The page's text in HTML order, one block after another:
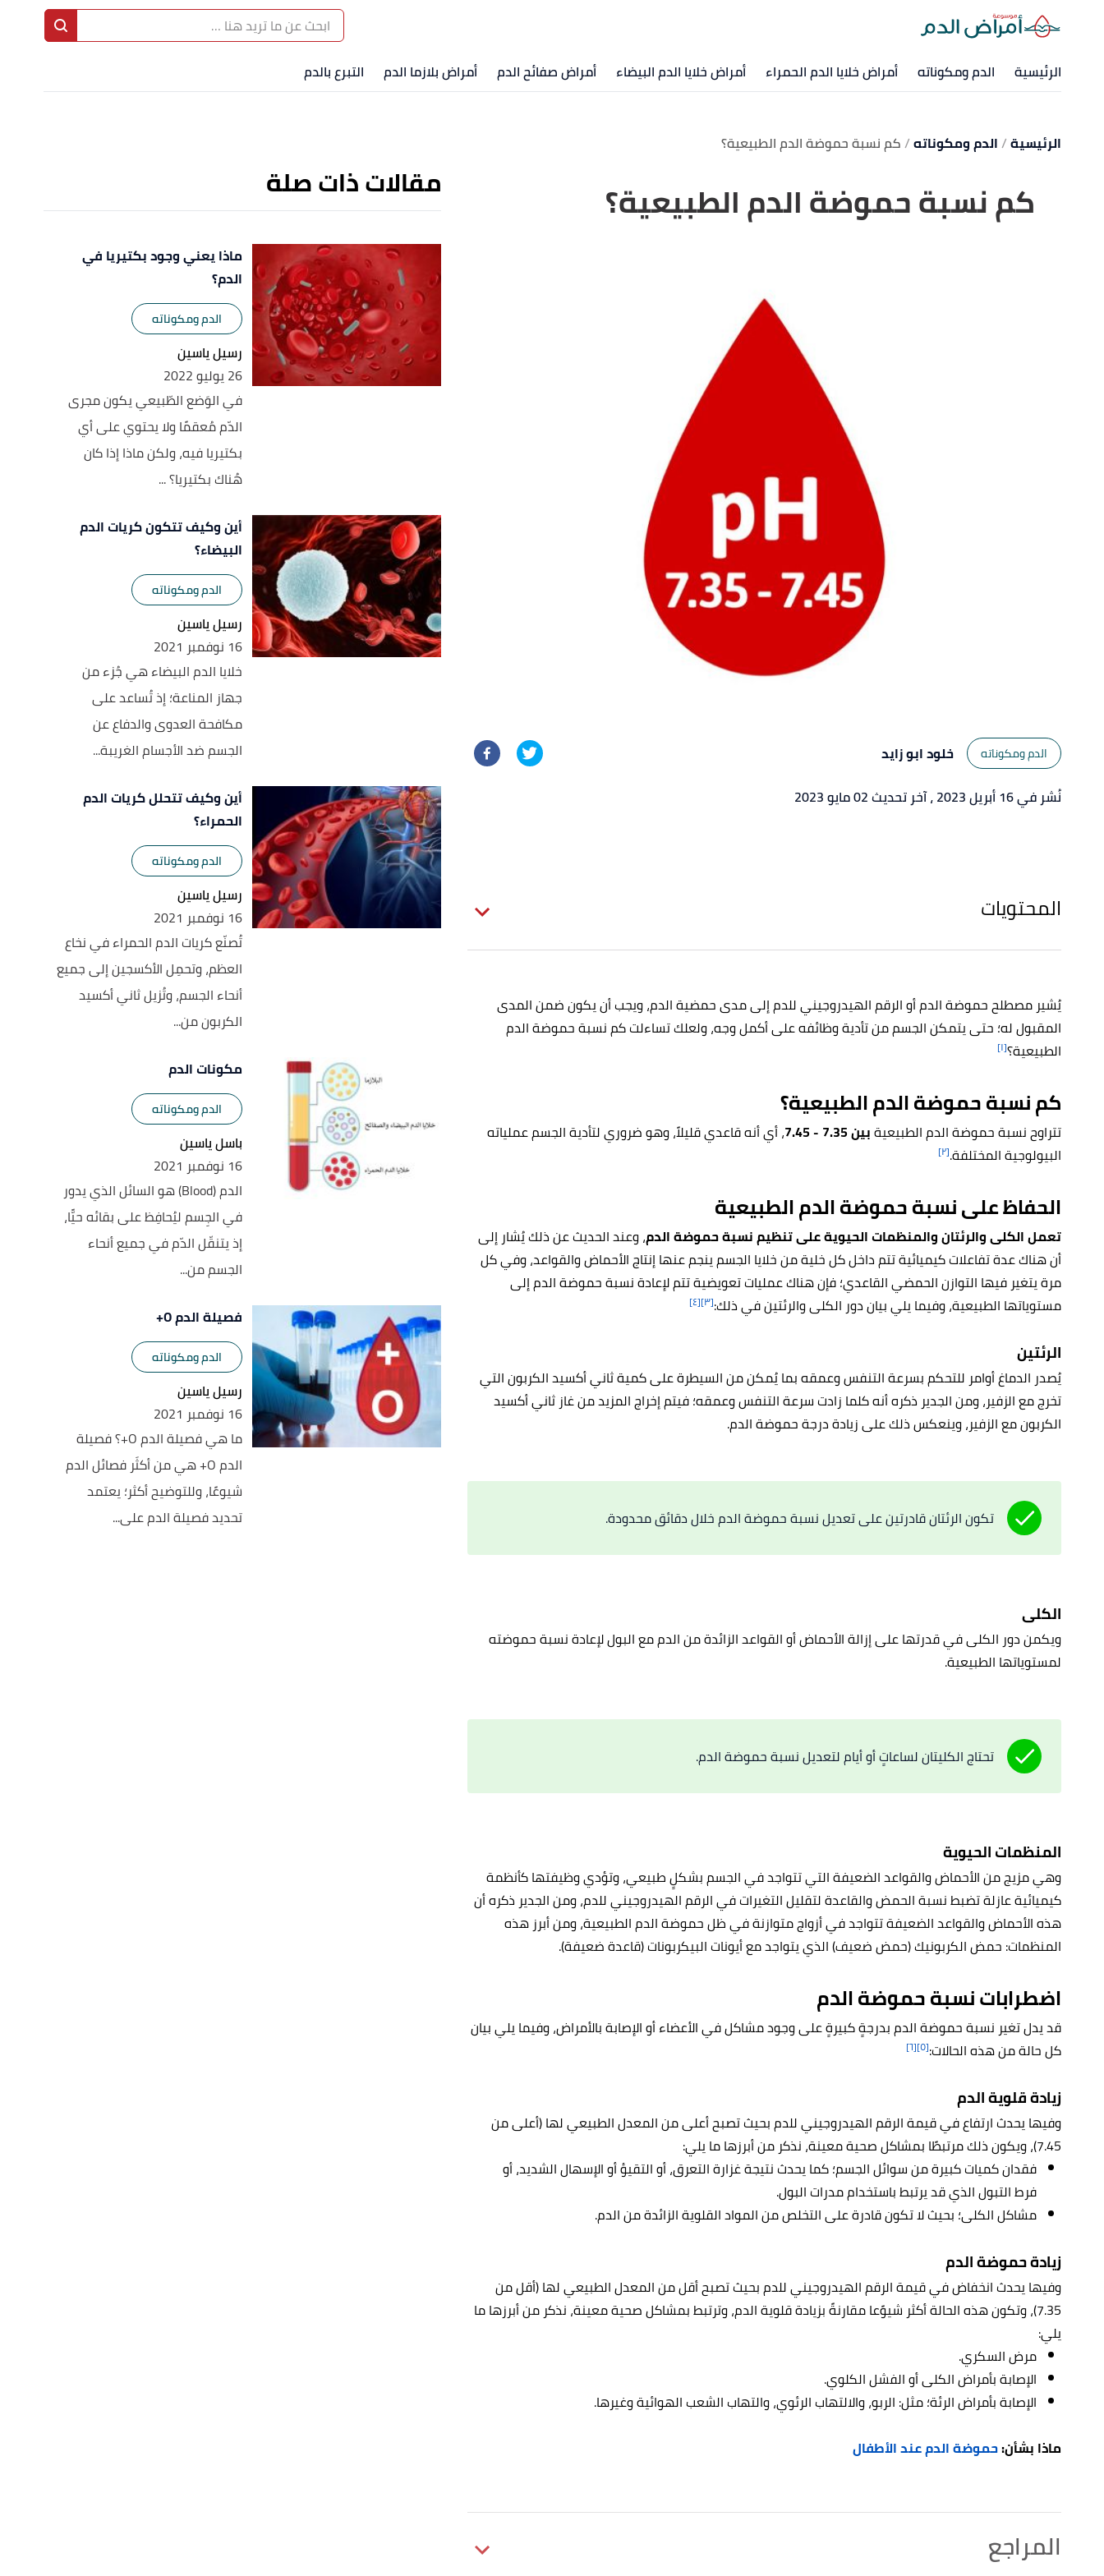
الرئيسية الدم ومكوناته أمراض خلايا الدم الحمراء أمراض خلايا الدم البيضاء أمراض صفائح الدم أمراض بلازما الدم التبرع بالدم
الرئيسية الدم ومكوناته كم نسبة حموضة الدم الطبيعية؟
كم نسبة حموضة الدم الطبيعية؟
الدم ومكوناته
خلود ابو زايد
نُشر في 16 أبريل 2023
، آخر تحديث 02 مايو 2023
المحتويات
يُشير مصطلح حموضة الدم أو الرقم الهيدروجيني للدم إلى مدى حمضية الدم، ويجب أن يكون ضمن المدى
المقبول له؛ حتى يتمكن الجسم من تأدية وظائفه على أكمل وجه، ولعلك تساءلت كم نسبة حموضة الدم
الطبيعية؟[١]
كم نسبة حموضة الدم الطبيعية؟
تتراوح نسبة حموضة الدم الطبيعيةبين 7.35 - 7.45
، أي أنه قاعدي قليلاً، وهو ضروري لتأدية الجسم عملياته
البيولوجية المختلفة.[٢]
الحفاظ على نسبة حموضة الدم الطبيعية
تعمل الكلى والرئتان والمنظمات الحيوية على تنظيم نسبة حموضة الدم، وعند الحديث عن ذلك يُشار إلى
أن هناك عدة تفاعلات كيميائية تتم داخل كل خلية من خلايا الجسم ينجم عنها إنتاج الأحماض والقواعد، وفي كل
مرة يتغير فيها التوازن الحمضي القاعدي؛ فإن هناك عمليات تعويضية تتم لإعادة نسبة حموضة الدم إلى
مستوياتها الطبيعية، وفيما يلي بيان دور الكلى والرئتين في ذلك:[٣] [٤]
الرئتين
يُصدر الدماغ أوامر للتحكم بسرعة التنفس وعمقه بما يُمكن من السيطرة على كمية ثاني أكسيد الكربون التي
تخرج مع الزفير، ومن الجدير ذكره أنه كلما زادت سرعة التنفس وعمقه؛ فيتم إخراج المزيد من غاز ثاني أكسيد
الكربون مع الزفير، وينعكس ذلك على زيادة درجة حموضة الدم.
تكون الرئتان قادرتين على تعديل نسبة حموضة الدم خلال دقائق محدودة.
الكلى
ويكمن دور الكلى في قدرتها على إزالة الأحماض أو القواعد الزائدة من الدم مع البول لإعادة نسبة حموضته
لمستوياتها الطبيعية.
تحتاج الكليتان لساعاتٍ أو أيام لتعديل نسبة حموضة الدم.
المنظمات الحيوية
وهي مزيج من الأحماض والقواعد الضعيفة التي تتواجد في الجسم بشكلٍ طبيعي، وتؤدي وظيفتها كأنظمة
كيميائية عازلة تضبط نسبة الحمض والقاعدة لتقليل التغيرات في الرقم الهيدروجيني للدم، ومن الجدير ذكره أن
هذه الأحماض والقواعد الضعيفة تتواجد في أزواج متوازنة في ظل حموضة الدم الطبيعية، ومن أبرز هذه
المنظمات: حمض الكربونيك (حمض ضعيف) الذي يتواجد مع أيونات البيكربونات (قاعدة ضعيفة).
اضطرابات نسبة حموضة الدم
قد يدل تغير نسبة حموضة الدم بدرجةٍ كبيرةٍ على وجود مشاكل في الأعضاء أو الإصابة بالأمراض، وفيما يلي بيان
كل حالة من هذه الحالات:[٥] [٦]
زيادة قلوية الدم
وفيها يحدث ارتفاع في قيمة الرقم الهيدروجيني للدم بحيث تصبح أعلى من المعدل الطبيعي لها (أعلى من
7.45)، ويكون ذلك مرتبطًا بمشاكل صحية معينة، نذكر من أبرزها ما يلي:
فقدان كميات كبيرة من سوائل الجسم؛ كما يحدث نتيجة غزارة التعرق، أو التقيؤ أو الإسهال الشديد، أو
فرط التبول الذي قد يرتبط باستخدام مدرات البول.
مشاكل الكلى؛ بحيث لا تكون قادرة على التخلص من المواد القلوية الزائدة من الدم.
زيادة حموضة الدم
وفيها يحدث انخفاض في قيمة الرقم الهيدروجيني للدم بحيث تصبح أقل من المعدل الطبيعي لها (أقل من
7.35)، وتكون هذه الحالة أكثر شيوًعا مقارنةً بزيادة قلوية الدم، وترتبط بمشاكل صحية معينة، نذكر من أبرزها ما
يلي:
مرض السكري.
الإصابة بأمراض الكلى أو الفشل الكلوي.
الإصابة بأمراض الرئة؛ مثل: الربو، والالتهاب الرئوي، والتهاب الشعب الهوائية وغيرها.
ماذا بشأن:حموضة الدم عند الأطفال
المراجع
مقالات ذات صلة
ماذا يعني وجود بكتيريا في
الدم؟
الدم ومكوناته
رسيل ياسين
26 يوليو 2022
في الوَضع الطّبيعي يكون مجرى
الدّم مُعقمًا ولا يحتوي على أي
بكتيريا فيه، ولكن ماذا إذا كان
هُناك بكتيريا؟ ...
أين وكيف تتكون كريات الدم
البيضاء؟
الدم ومكوناته
رسيل ياسين
16 نوفمبر 2021
خلايا الدم البيضاء هي جُزء من
جهاز المناعة؛ إذ تُساعد على
مكافحة العدوى والدفاع عن
الجسم ضد الأجسام الغريبة...
أين وكيف تتحلل كريات الدم
الحمراء؟
الدم ومكوناته
رسيل ياسين
16 نوفمبر 2021
تُصنّع كريات الدم الحمراء في نخاع
العظم، وتحمِل الأكسجين إلى جميع
أنحاء الجسم، وتُزيل ثاني أكسيد
الكربون من...
مكونات الدم
الدم ومكوناته
باسل ياسين
16 نوفمبر 2021
الدم (Blood) هو السائل الذي يدور
في الجِسم ليُحافِظ على بقائه حيًّا،
إذ يتنقّل الدّم في جميع أنحاء
الجسم من...
فصيلة الدم O+
الدم ومكوناته
رسيل ياسين
16 نوفمبر 2021
ما هي فصيلة الدم O+؟ فصيلة
الدم O+ هي من أكثَر فصائل الدم
شيوعًا، وللتوضيح أكثر؛ يعتمد
تحديد فصيلة الدم على...